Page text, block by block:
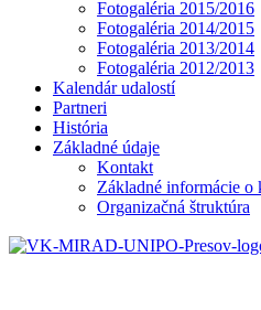
Fotogaléria 2015/2016
Fotogaléria 2014/2015
Fotogaléria 2013/2014
Fotogaléria 2012/2013
Kalendár udalostí
Partneri
História
Základné údaje
Kontakt
Základné informácie o
Organizačná štruktúra